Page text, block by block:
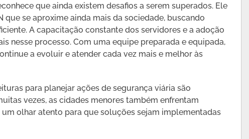
que ainda existem desafios a serem superados. Ele
que se aproxime ainda mais da sociedade, buscando
A capacitação constante dos servidores e a adoção
nesse processo. Com uma equipe preparada e equipada,
a evoluir e atender cada vez mais e melhor às
para planejar ações de segurança viária são
vezes, as cidades menores também enfrentam
olhar atento para que soluções sejam implementadas